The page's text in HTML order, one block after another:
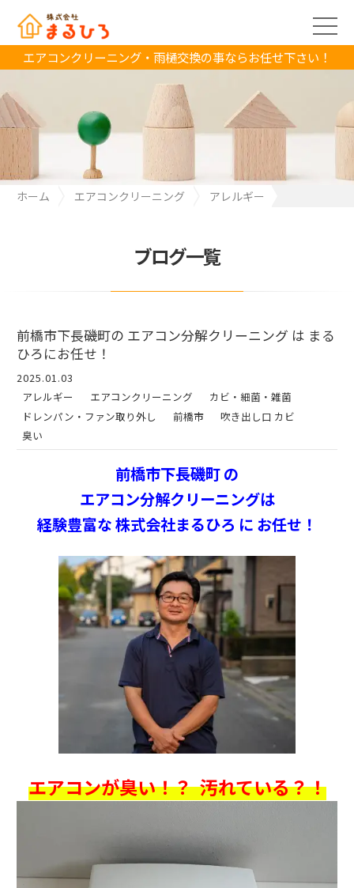
エアコンクリーニング・雨樋交換の事ならお任せ下さい！
ホーム エアコンクリーニング
アレルギー
ブログ一覧
前橋市下長磯町の エアコン分解クリーニング は まる
ひろにお任せ！
2025.01.03
アレルギー
エアコンクリーニング
カビ・細菌・雑菌
ドレンパン・ファン取り外し
前橋市
吹き出し口 カビ
臭い
前橋市下長磯町 の
エアコン分解クリーニングは
経験豊富な 株式会社まるひろ に お任せ！
エアコンが臭い！？ 汚れている？！